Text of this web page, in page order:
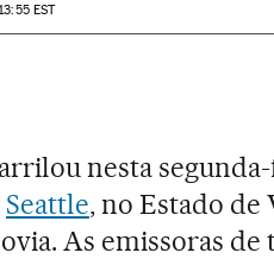
EST
Twitter
Redes Sociales
nesta
Seattle, no Estado
As emissoras de